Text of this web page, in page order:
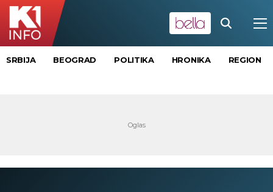
SRBIJA BEOGRAD POLITIKA HRONIKA REGION